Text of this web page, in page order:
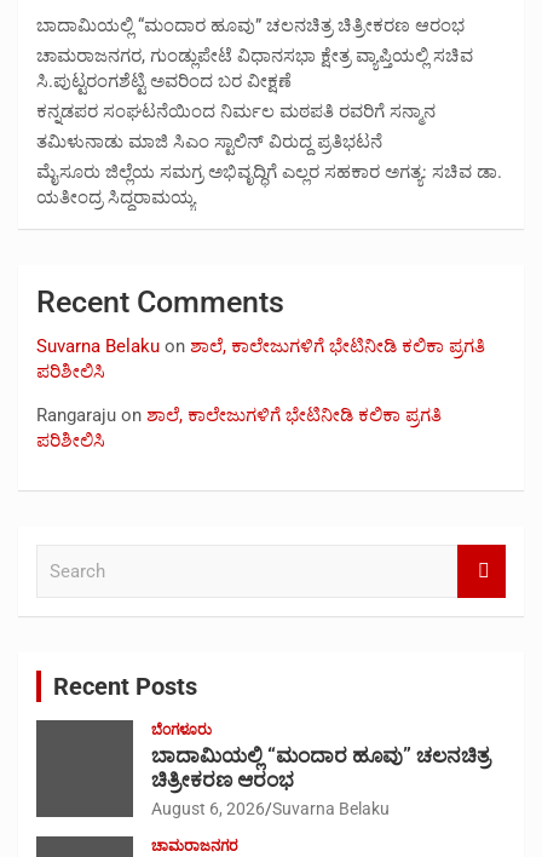
ಬಾದಾಮಿಯಲ್ಲಿ “ಮಂದಾರ ಹೂವು” ಚಲನಚಿತ್ರ ಚಿತ್ರೀಕರಣ ಆರಂಭ
ಚಾಮರಾಜನಗರ, ಗುಂಡ್ಲುಪೇಟೆ ವಿಧಾನಸಭಾ ಕ್ಷೇತ್ರ ವ್ಯಾಪ್ತಿಯಲ್ಲಿ ಸಚಿವ
ಸಿ.ಪುಟ್ಟರಂಗಶೆಟ್ಟಿ ಅವರಿಂದ ಬರ ವೀಕ್ಷಣೆ
ಕನ್ನಡಪರ ಸಂಘಟನೆಯಿಂದ ನಿರ್ಮಲ ಮಠಪತಿ ರವರಿಗೆ ಸನ್ಮಾನ
ತಮಿಳುನಾಡು ಮಾಜಿ ಸಿಎಂ ಸ್ಟಾಲಿನ್ ವಿರುದ್ದ ಪ್ರತಿಭಟನೆ
ಮೈಸೂರು ಜಿಲ್ಲೆಯ ಸಮಗ್ರ ಅಭಿವೃದ್ಧಿಗೆ ಎಲ್ಲರ ಸಹಕಾರ ಅಗತ್ಯ: ಸಚಿವ ಡಾ.
ಯತೀಂದ್ರ ಸಿದ್ದರಾಮಯ್ಯ
Recent Comments
Suvarna Belaku on ಶಾಲೆ, ಕಾಲೇಜುಗಳಿಗೆ ಭೇಟಿನೀಡಿ ಕಲಿಕಾ ಪ್ರಗತಿ
ಪರಿಶೀಲಿಸಿ
Rangaraju on ಶಾಲೆ, ಕಾಲೇಜುಗಳಿಗೆ ಭೇಟಿನೀಡಿ ಕಲಿಕಾ ಪ್ರಗತಿ
ಪರಿಶೀಲಿಸಿ
Recent Posts
ಬೆಂಗಳೂರು
ಬಾದಾಮಿಯಲ್ಲಿ “ಮಂದಾರ ಹೂವು” ಚಲನಚಿತ್ರ
ಚಿತ್ರೀಕರಣ ಆರಂಭ
August 6, 2026 Suvarna Belaku
ಚಾಮರಾಜನಗರ